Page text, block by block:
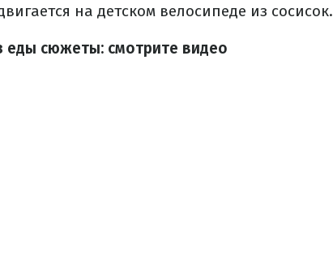
на детском велосипеде из сосисок.
еды сюжеты: смотрите видео